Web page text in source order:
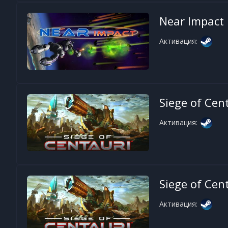
Near Impact
Активация:
Siege of
Активация:
Siege of
Активация: